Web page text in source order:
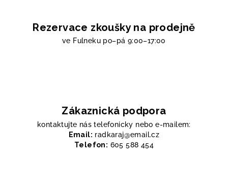
Rezervace zkoušky na prodejně
ve Fulneku po–pá 9:00–17:00
Zákaznická podpora
kontaktujte nás telefonicky nebo e-mailem:
Email: radkaraj@email.cz
Telefon: 605 588 454